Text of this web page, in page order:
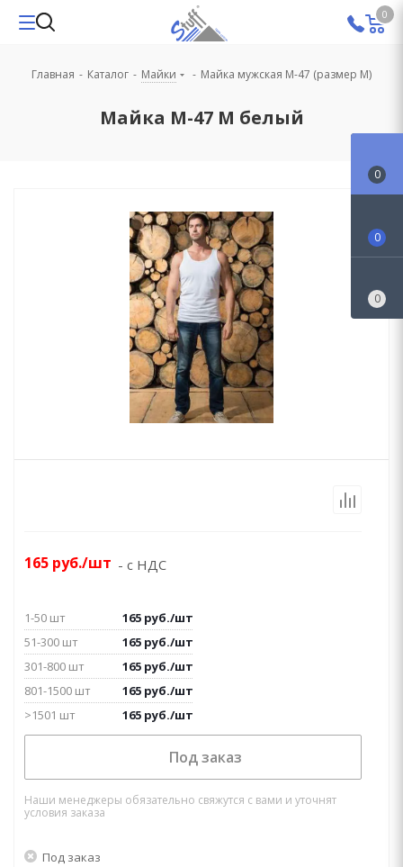
0
Майка М-47 M белый
Главная - Каталог - Майки - Майка мужская M-47 (размер M)
165 руб./шт - с НДС
1-50 шт 165 руб./шт
51-300 шт
165 руб./шт
301-800 шт
165 руб./шт
801-1500 шт
165 руб./шт
>1501 шт
165 руб./шт
Под заказ
Наши менеджеры обязательно свяжутся с вами и уточнят
условия заказа
Под заказ
0
0
0